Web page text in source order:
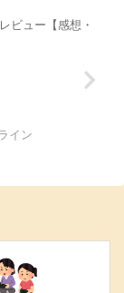
ビュー【感想・
イン